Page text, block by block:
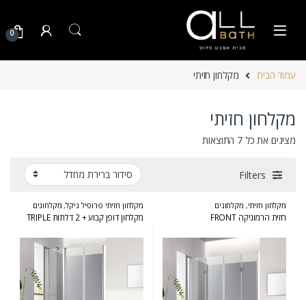
0
עמוד הבית מקלחון חזיתי
מקלחון חזיתי
מציגים את כל ⁦7⁩ התוצאות
Filters
מקלחון חזיתי, מקלחונים
חזית הרמוניקה FRONT
מקלחון חזיתי פרופיל ניקל, מקלחונים
מקלחון דופן קבוע + 2 דלתות TRIPLE